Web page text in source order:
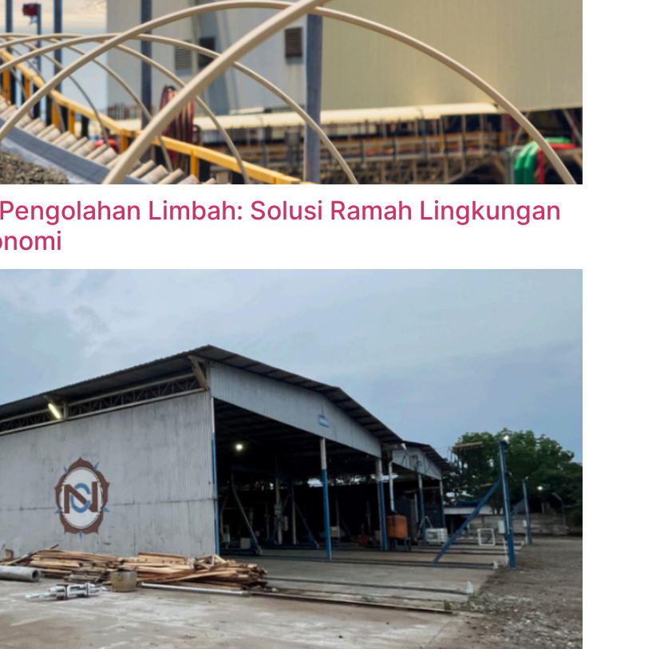
Limbah: Solusi Ramah Lingkungan